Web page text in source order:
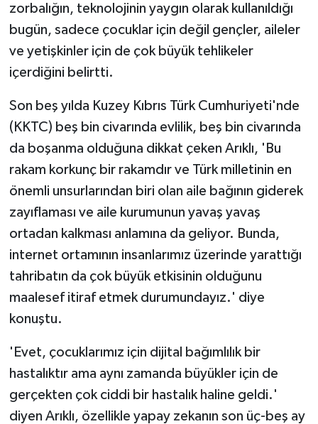
zorbalığın, teknolojinin yaygın olarak kullanıldığı
bugün, sadece çocuklar için değil gençler, aileler
ve yetişkinler için de çok büyük tehlikeler
içerdiğini belirtti.
Son beş yılda Kuzey Kıbrıs Türk Cumhuriyeti'nde
(KKTC) beş bin civarında evlilik, beş bin civarında
da boşanma olduğuna dikkat çeken Arıklı, 'Bu
rakam korkunç bir rakamdır ve Türk milletinin en
önemli unsurlarından biri olan aile bağının giderek
zayıflaması ve aile kurumunun yavaş yavaş
ortadan kalkması anlamına da geliyor. Bunda,
internet ortamının insanlarımız üzerinde yarattığı
tahribatın da çok büyük etkisinin olduğunu
maalesef itiraf etmek durumundayız.' diye
konuştu.
'Evet, çocuklarımız için dijital bağımlılık bir
hastalıktır ama aynı zamanda büyükler için de
gerçekten çok ciddi bir hastalık haline geldi.'
diyen Arıklı, özellikle yapay zekanın son üç-beş ay
TATLISU
TEKNOLOJİ
YAŞAM